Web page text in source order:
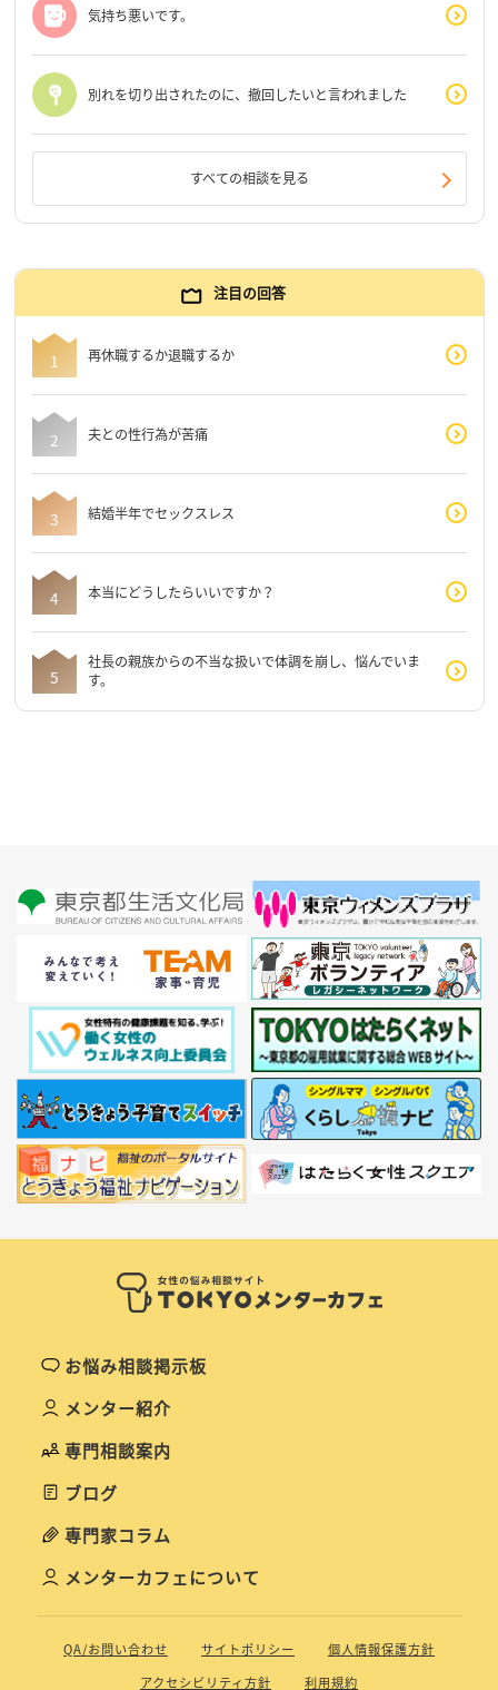
気持ち悪いです。
別れを切り出されたのに、撤回したいと言われました
すべての相談を見る
注目の回答
再休職するか退職するか
夫との性行為が苦痛
結婚半年でセックスレス
本当にどうしたらいいですか？
社長の親族からの不当な扱いで体調を崩し、悩んでいま
す。
お悩み相談掲示板
メンター紹介
専門相談案内
ブログ
専門家コラム
メンターカフェについて
QA/お問い合わせ サイトポリシー
個人情報保護方針
アクセシビリティ方針
利用規約